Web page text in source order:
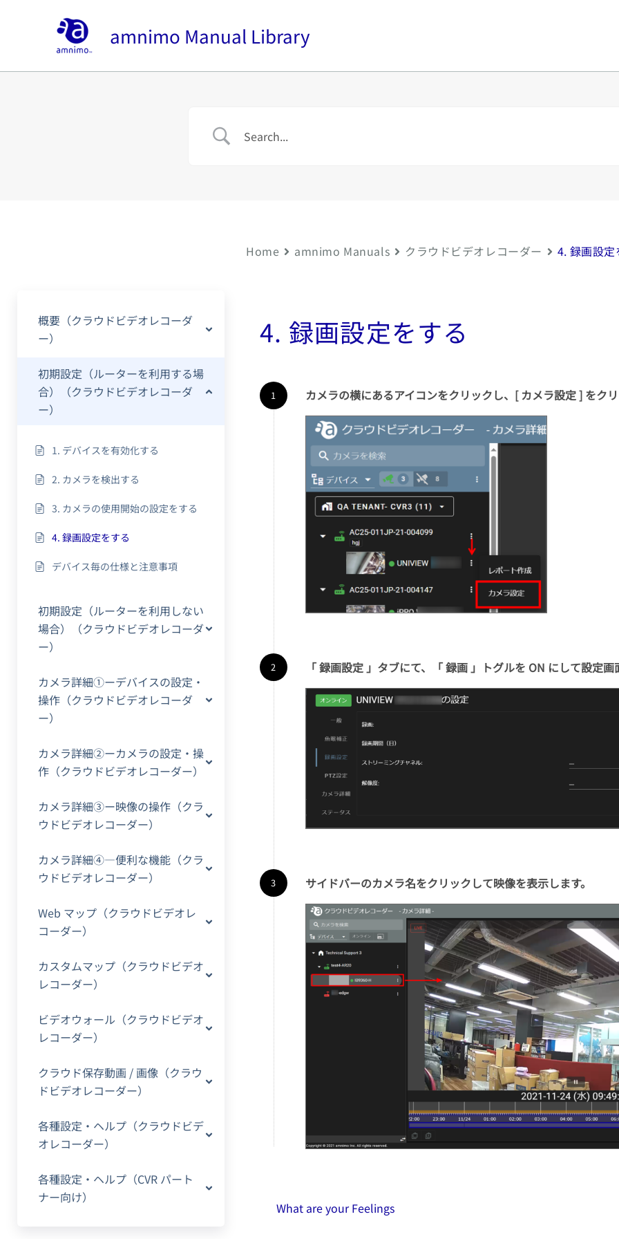
amnimo Manual Library
概要（クラウドビデオレコーダ
ー）
初期設定（ルーターを利用する場
合）（クラウドビデオレコーダ
ー）
1. デバイスを有効化する
2. カメラを検出する
3. カメラの使用開始の設定をする
4. 録画設定をする
デバイス毎の仕様と注意事項
初期設定（ルーターを利用しない
場合）（クラウドビデオレコーダ
ー）
カメラ詳細①ーデバイスの設定・
操作（クラウドビデオレコーダ
ー）
カメラ詳細②ーカメラの設定・操
作（クラウドビデオレコーダー）
カメラ詳細③ー映像の操作（クラ
ウドビデオレコーダー）
カメラ詳細④―便利な機能（クラ
ウドビデオレコーダー）
Web マップ（クラウドビデオレ
コーダー）
カスタムマップ（クラウドビデオ
レコーダー）
ビデオウォール（クラウドビデオ
レコーダー）
クラウド保存動画 / 画像（クラウ
ドビデオレコーダー）
各種設定・ヘルプ（クラウドビデ
オレコーダー）
各種設定・ヘルプ（CVR パート
ナー向け）
Home amnimo Manuals クラウドビデオレコーダー 4. 録画設定
4. 録画設定をする
カメラの横にあるアイコンをクリックし、[ カメラ設定 ] をクリ
「 録画設定 」タブにて、「 録画 」トグルを ON にして設定画
サイドバーのカメラ名をクリックして映像を表示します。
What are your Feelings